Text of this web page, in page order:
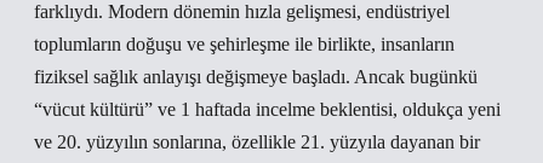
farklıydı. Modern dönemin hızla gelişmesi, endüstriyel
toplumların doğuşu ve şehirleşme ile birlikte, insanların
fiziksel sağlık anlayışı değişmeye başladı. Ancak bugünkü
“vücut kültürü” ve 1 haftada incelme beklentisi, oldukça yeni
ve 20. yüzyılın sonlarına, özellikle 21. yüzyıla dayanan bir